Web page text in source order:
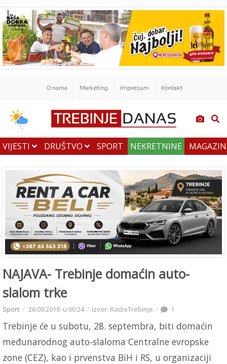
O nama Marketing Impresum Kontakt
VIJESTI DRUŠTVO SPORT NEKRETNINE
NAJAVA- Trebinje domaćin auto-
slalom trke
Sport 26.09.2019. u 00:24 Izvor: RadioTrebinje 1
Trebinje će u subotu, 28. septembra, biti domaćin
međunarodnog auto-slaloma Centralne evropske
zone (CEZ), kao i prvenstva BiH i RS, u organizaciji